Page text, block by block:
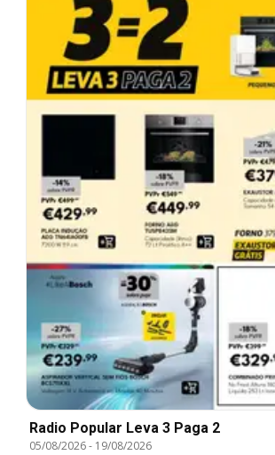
Radio Popular Leva 3 Paga 2
05/08/2026- 19/08/2026